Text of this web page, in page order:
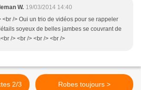
W. 19/03/2014 14:40
<br /> Oui un trio de vidéos pour se rappeler
soyeux de belles jambes se couvrant de
/> <br /> <br /> <br />
2/3 Robes toujours >